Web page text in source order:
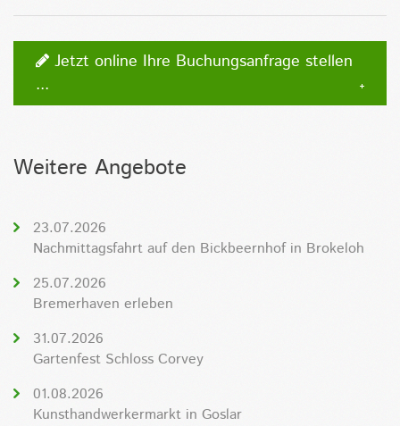
Jetzt online Ihre Buchungsanfrage stellen
...
Weitere Angebote
23.07.2026
Nachmittagsfahrt auf den Bickbeernhof in Brokeloh
25.07.2026
Bremerhaven erleben
31.07.2026
Gartenfest Schloss Corvey
01.08.2026
Kunsthandwerkermarkt in Goslar